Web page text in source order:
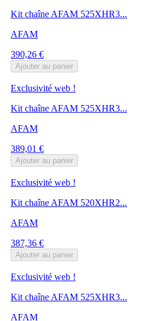
Kit chaîne AFAM 525XHR3...
AFAM
Prix
390,26 €
Ajouter au panier
Exclusivité web !
Kit chaîne AFAM 525XHR3...
AFAM
Prix
389,01 €
Ajouter au panier
Exclusivité web !
Kit chaîne AFAM 520XHR2...
AFAM
Prix
387,36 €
Ajouter au panier
Exclusivité web !
Kit chaîne AFAM 525XHR3...
AFAM